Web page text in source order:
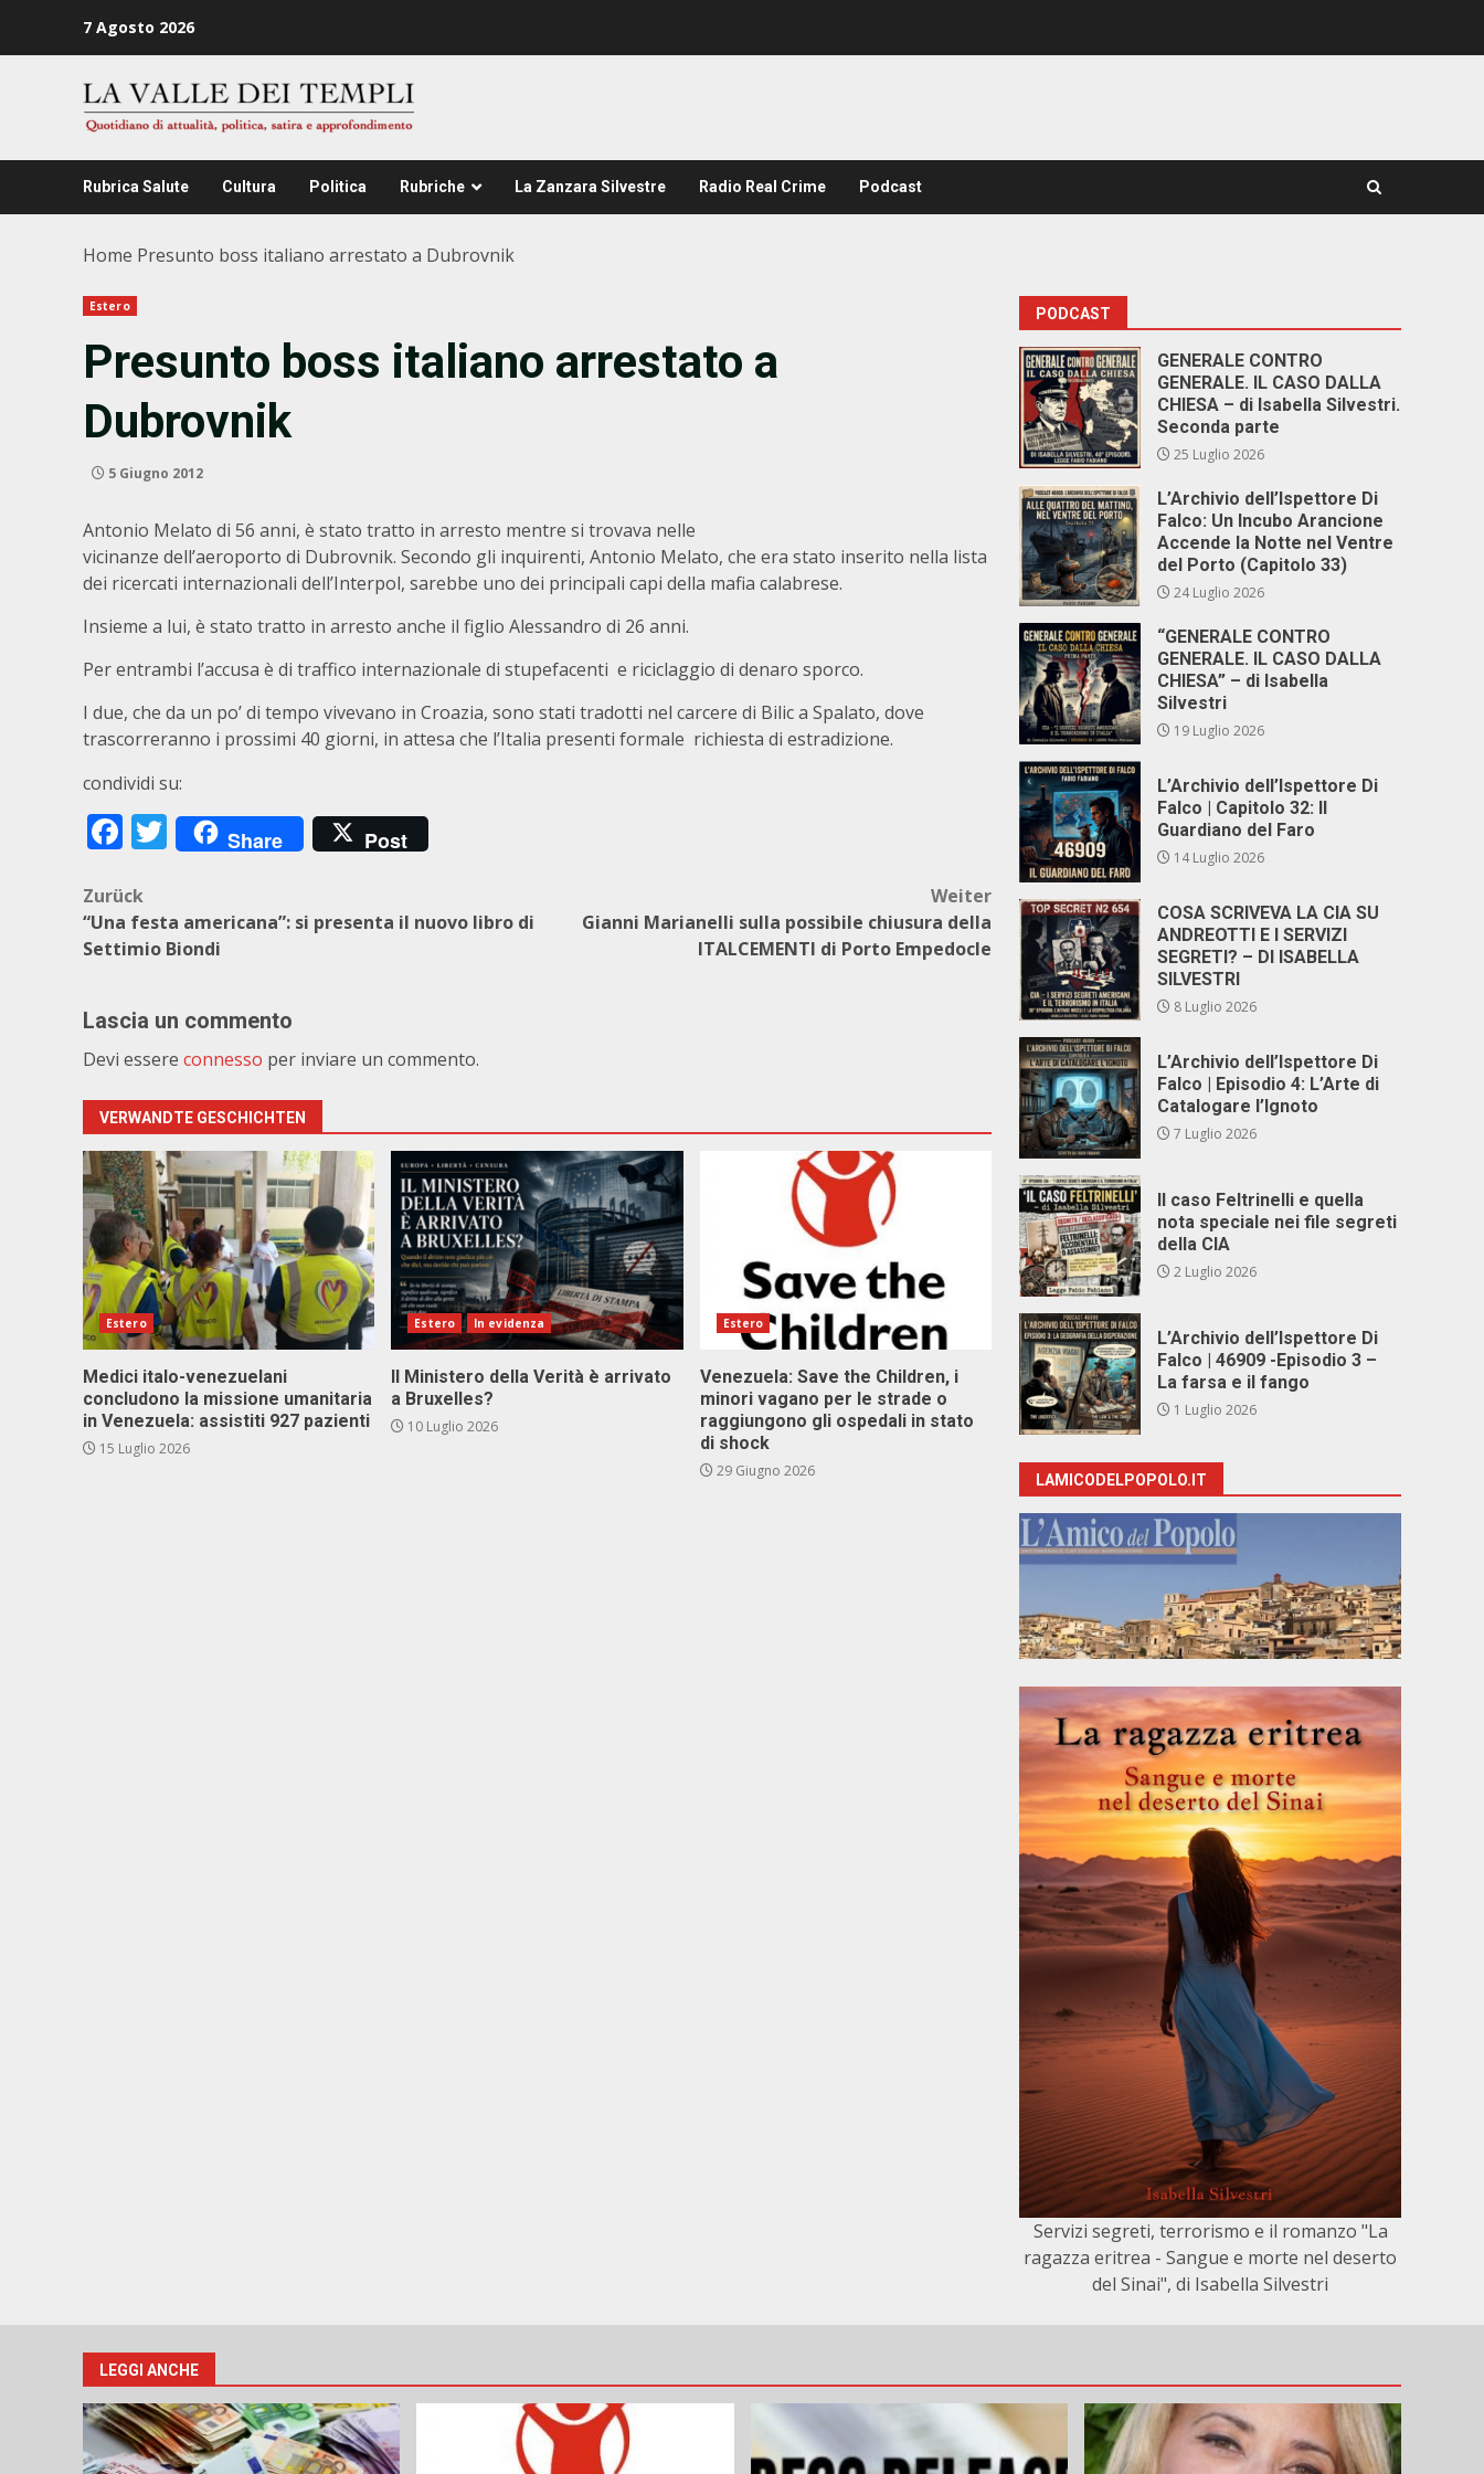
7 Agosto 2026
Rubrica Salute Cultura Politica Rubriche La Zanzara Silvestre Radio Real Crime Podcast
Home Presunto boss italiano arrestato a Dubrovnik
Estero
Presunto boss italiano arrestato a
Dubrovnik
5 Giugno 2012
Antonio Melato di 56 anni, è stato tratto in arresto mentre si trovava nelle
vicinanze dell’aeroporto di Dubrovnik. Secondo gli inquirenti, Antonio Melato, che era stato inserito nella lista
dei ricercati internazionali dell’Interpol, sarebbe uno dei principali capi della mafia calabrese.
Insieme a lui, è stato tratto in arresto anche il figlio Alessandro di 26 anni.
Per entrambi l’accusa è di traffico internazionale di stupefacenti e riciclaggio di denaro sporco.
I due, che da un po’ di tempo vivevano in Croazia, sono stati tradotti nel carcere di Bilic a Spalato, dove
trascorreranno i prossimi 40 giorni, in attesa che l’Italia presenti formale richiesta di estradizione.
condividi su:
Facebook
Twitter
Share Post
Beitragsnavigation
Zurück
“Una festa americana”: si presenta il nuovo libro di
Settimio Biondi
Weiter
Gianni Marianelli sulla possibile chiusura della
ITALCEMENTI di Porto Empedocle
Lascia un commento
Devi essere connesso per inviare un commento.
VERWANDTE GESCHICHTEN
Estero
Medici italo-venezuelani
concludono la missione umanitaria
in Venezuela: assistiti 927 pazienti
15 Luglio 2026
Estero In evidenza
Il Ministero della Verità è arrivato
a Bruxelles?
10 Luglio 2026
Estero
Venezuela: Save the Children, i
minori vagano per le strade o
raggiungono gli ospedali in stato
di shock
29 Giugno 2026
PODCAST
GENERALE CONTRO
GENERALE. IL CASO DALLA
CHIESA – di Isabella Silvestri.
Seconda parte
25 Luglio 2026
L’Archivio dell’Ispettore Di
Falco: Un Incubo Arancione
Accende la Notte nel Ventre
del Porto (Capitolo 33)
24 Luglio 2026
“GENERALE CONTRO
GENERALE. IL CASO DALLA
CHIESA” – di Isabella
Silvestri
19 Luglio 2026
L’Archivio dell’Ispettore Di
Falco | Capitolo 32: Il
Guardiano del Faro
14 Luglio 2026
COSA SCRIVEVA LA CIA SU
ANDREOTTI E I SERVIZI
SEGRETI? – DI ISABELLA
SILVESTRI
8 Luglio 2026
L’Archivio dell’Ispettore Di
Falco | Episodio 4: L’Arte di
Catalogare l’Ignoto
7 Luglio 2026
Il caso Feltrinelli e quella
nota speciale nei file segreti
della CIA
2 Luglio 2026
L’Archivio dell’Ispettore Di
Falco | 46909 -Episodio 3 –
La farsa e il fango
1 Luglio 2026
LAMICODELPOPOLO.IT
Servizi segreti, terrorismo e il romanzo "La
ragazza eritrea - Sangue e morte nel deserto
del Sinai", di Isabella Silvestri
LEGGI ANCHE